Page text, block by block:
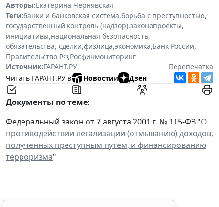
Авторы:Екатерина Чернявская
Теги:банки и банковская система,борьба с преступностью,
государственный контроль (надзор),законопроекты,
инициативы,национальная безопасность,
обязательства, сделки,физлица,экономика,Банк России,
Правительство РФ,Росфинмониторинг
Источник:ГАРАНТ.РУ
Перепечатка
Читать ГАРАНТ.РУ в
Новостии Дзен
Документы по теме:
Федеральный закон от 7 августа 2001 г. № 115-ФЗ "О
противодействии легализации (отмыванию) доходов,
полученных преступным путем, и финансированию
терроризма"